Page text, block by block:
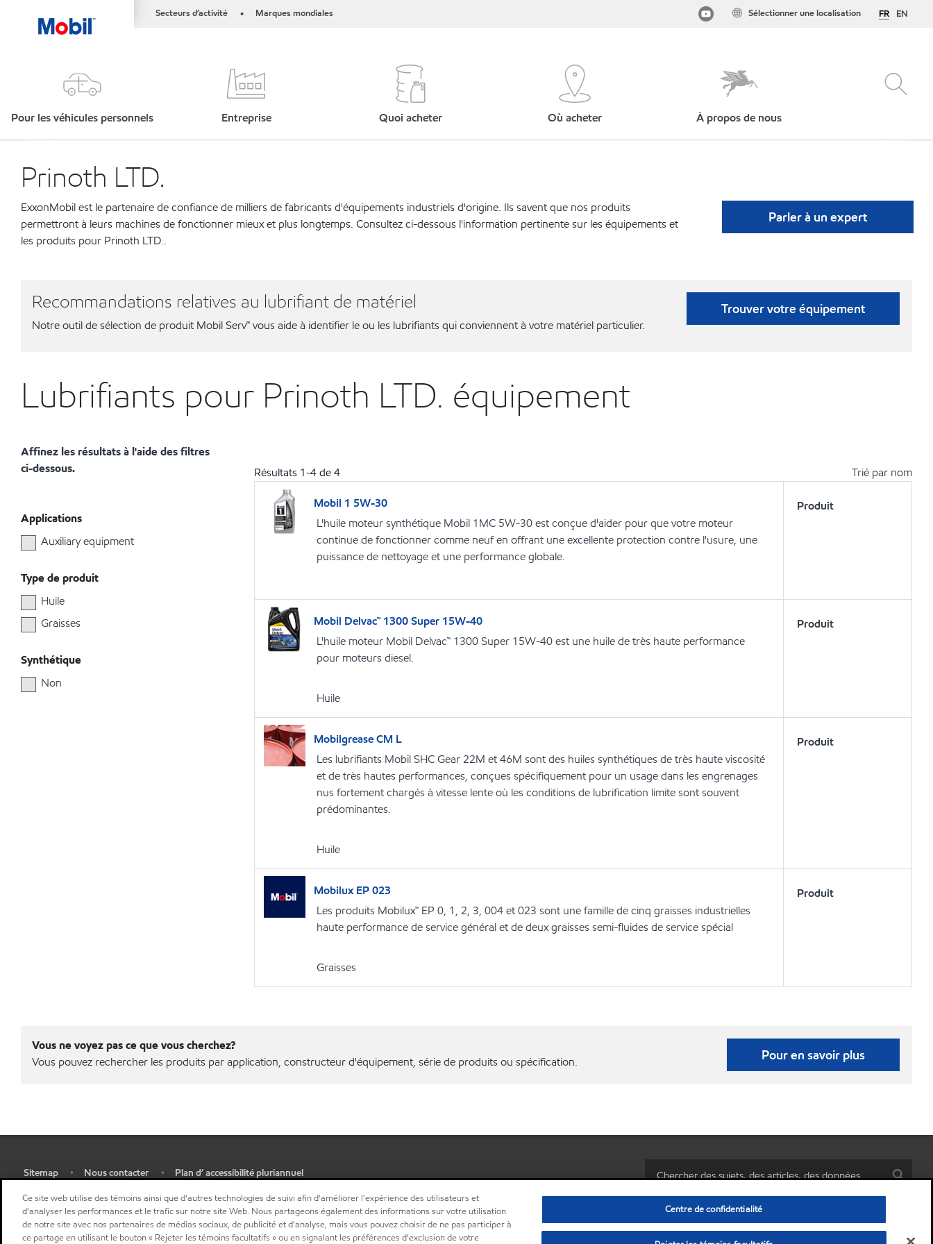
Secteurs d’activité • Marques mondiales FR EN
Sélectionner une localisation
Pour les véhicules personnels Entreprise Quoi acheter Où acheter À propos de nous
Prinoth LTD.
ExxonMobil est le partenaire de confiance de milliers de fabricants d'équipements industriels d'origine. Ils savent que nos produits
permettront à leurs machines de fonctionner mieux et plus longtemps. Consultez ci-dessous l'information pertinente sur les équipements et
les produits pour Prinoth LTD..
Parler à un expert
Recommandations relatives au lubrifiant de matériel
Notre outil de sélection de produit Mobil Serv℠ vous aide à identifier le ou les lubrifiants qui conviennent à votre matériel particulier.
Trouver votre équipement
Lubrifiants pour Prinoth LTD. équipement
Affinez les résultats à l'aide des filtres
ci-dessous.
Applications
Auxiliary equipment
Type de produit
Huile
Graisses
Synthétique
Non
Résultats 1-4de4 Trié par nom
Mobil 1 5W-30
L'huile moteur synthétique Mobil 1MC 5W-30 est conçue d'aider pour que votre moteur
continue de fonctionner comme neuf en offrant une excellente protection contre l'usure, une
puissance de nettoyage et une performance globale.
Produit
Mobil Delvac™ 1300 Super 15W-40
L'huile moteur Mobil Delvac™ 1300 Super 15W-40 est une huile de très haute performance
pour moteurs diesel.
Huile
Produit
Mobilgrease CM L
Les lubrifiants Mobil SHC Gear 22M et 46M sont des huiles synthétiques de très haute viscosité
et de très hautes performances, conçues spécifiquement pour un usage dans les engrenages
nus fortement chargés à vitesse lente où les conditions de lubrification limite sont souvent
prédominantes.
Huile
Produit
Mobilux EP 023
Les produits Mobilux™ EP 0, 1, 2, 3, 004 et 023 sont une famille de cinq graisses industrielles
haute performance de service général et de deux graisses semi-fluides de service spécial
Graisses
Produit
Vous ne voyez pas ce que vous cherchez?
Vous pouvez rechercher les produits par application, constructeur d'équipement, série de produits ou spécification.
Pour en savoir plus
Sitemap • Nous contacter •
Plan d’ accessibilité pluriannuel
Sélectionner une localisation
Ce site web utilise des témoins ainsi que d'autres technologies de suivi afin d'améliorer l'expérience des utilisateurs et
d'analyser les performances et le trafic sur notre site Web. Nous partageons également des informations sur votre utilisation
de notre site avec nos partenaires de médias sociaux, de publicité et d'analyse, mais vous pouvez choisir de ne pas participer à
ce partage en utilisant le bouton « Rejeter les témoins facultatifs » ou en signalant les préférences d'exclusion de votre
Centre de confidentialité